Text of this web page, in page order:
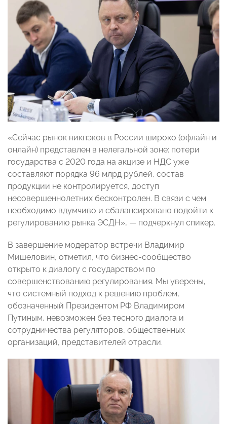
«Сейчас рынок никпэков в России широко (офлайн и
онлайн) представлен в нелегальной зоне: потери
государства c 2020 года на акцизе и НДС уже
составляют порядка 96 млрд рублей, состав
продукции не контролируется, доступ
несовершеннолетних бесконтролен. В связи с чем
необходимо вдумчиво и сбалансировано подойти к
регулированию рынка ЭСДН», — подчеркнул спикер.
В завершение модератор встречи Владимир
Мишеловин, отметил, что бизнес-сообщество
открыто к диалогу с государством по
совершенствованию регулирования. Мы уверены,
что системный подход к решению проблем,
обозначенный Президентом РФ Владимиром
Путиным, невозможен без тесного диалога и
сотрудничества регуляторов, общественных
организаций, представителей отрасли.